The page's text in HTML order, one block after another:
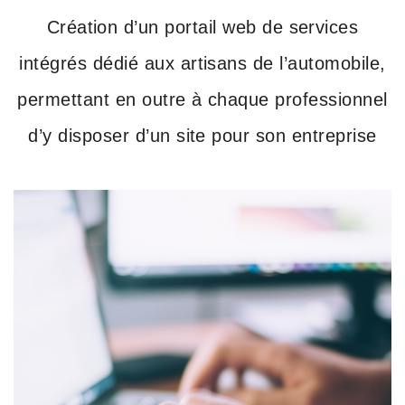
Création d’un portail web de services
intégrés dédié aux artisans de l’automobile,
permettant en outre à chaque professionnel
d’y disposer d’un site pour son entreprise